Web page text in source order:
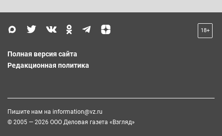
18+
Полная версия сайта
Редакционная политика
Пишите нам на information@vz.ru
© 2005 — 2026 ООО Деловая газета «Взгляд»